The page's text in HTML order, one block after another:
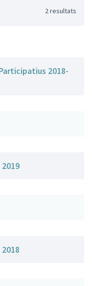
2 resultats
2018-